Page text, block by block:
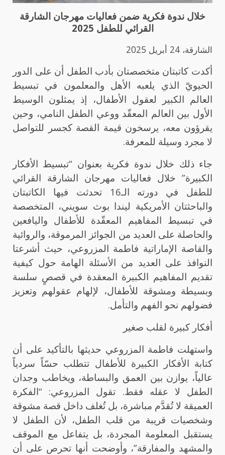
خلال ندوة فكرية ضمن فعاليات مهرجان الشارقة
القرائي للطفل 2025
الشارقة، 24 أبريل 2025
أكدت كاتبتان متخصصتان بأدب الطفل أن على الدور
الحيويّ الذي يلعبه الأهل والمعلمون في تبسيط
العالم الكبير لعقول الأطفال، إذ يمثلون الوسيط
الأول بين العالم المعقّد ووعي الطفل النامي، وحين
يقرؤون معه، يرسخون قيمة القصة كجسر للتواصل
لا مجرد وسيلة للمعرفة.
جاء ذلك خلال ندوة فكرية بعنوان “تبسيط الأفكار
الكبيرة” خلال فعاليات مهرجان الشارقة القرائي
للطفل في دورته الـ16 تحدثت فيها الكاتبتان
والباحثتان الأمريكية ليندا بوث سويني، المتخصصة
في تبسيط المفاهيم المعقّدة للأطفال واليافعين
والحاصلة على العديد من الجوائز المرموقة، والروائية
والقاصة الإماراتية فاطمة المزروعي، حيث أشرعتا
النوافذ على العديد من الأسئلة الهامة حول كيفية
تقديم المفاهيم الكبيرة المعقدة في قصصٍ سلسة
وبسيطة ومشوقة للأطفال، لإلهام عقولهم وتعزيز
فضولهم نحو الفهم والتأمل.
أفكار كبيرة لقلب صغير
واستهلت فاطمة المزروعي حديثها بالتأكيد على أن
كتابة الأفكار الكبيرة للأطفال تتطلب حسّاً سردياً
عالياً، يوازن بين العمق والبساطة، ويخاطب وجدان
الطفل لا عقله فقط. تقول المزروعي: “الفكرة
العميقة لا تُقدَّم مباشرة، بل تُغلف داخل قصة مشوقة
وشخصيات قريبة من قلب الطفل، لأن الطفل لا
يستقبل المعلومة المجردة، بل يتفاعل مع الموقف
والمشهد والمفارقة”، وأوضحت أنها تحرص على أن